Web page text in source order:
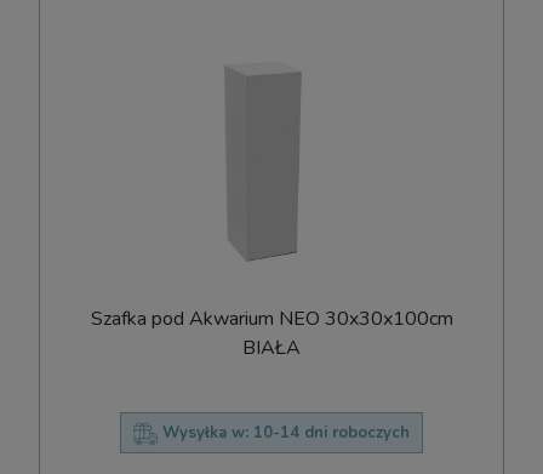
Szafka pod Akwarium NEO 30x30x100cm
BIAŁA
Wysyłka w: 10-14 dni roboczych